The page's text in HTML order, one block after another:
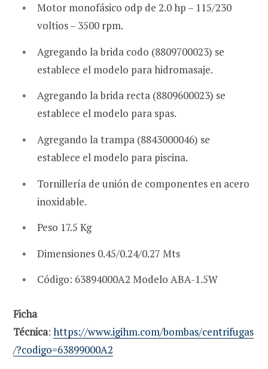
Motor monofásico odp de 2.0 hp – 115/230
voltios – 3500 rpm.
Agregando la brida codo (8809700023) se
establece el modelo para hidromasaje.
Agregando la brida recta (8809600023) se
establece el modelo para spas.
Agregando la trampa (8843000046) se
establece el modelo para piscina.
Tornillería de unión de componentes en acero
inoxidable.
Peso 17.5 Kg
Dimensiones 0.45/0.24/0.27 Mts
Código: 63894000A2 Modelo ABA-1.5W
Ficha
Técnica: https://www.igihm.com/bombas/centrifugas
/?codigo=63899000A2